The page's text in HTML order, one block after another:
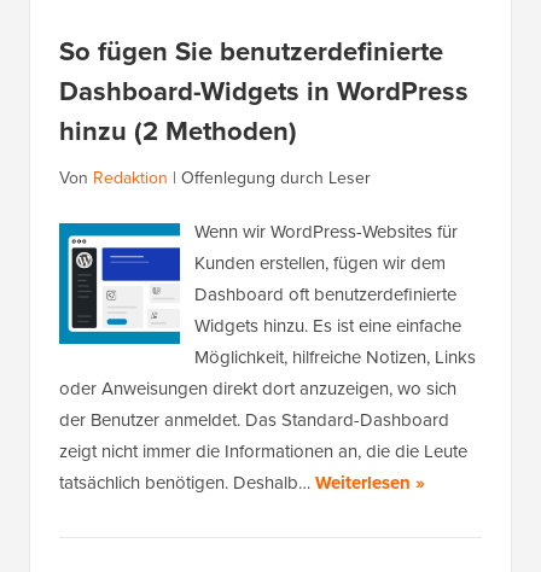
So fügen Sie benutzerdefinierte
Dashboard-Widgets in WordPress
hinzu (2 Methoden)
Von Redaktion | Offenlegung durch Leser
Wenn wir WordPress-Websites für
Kunden erstellen, fügen wir dem
Dashboard oft benutzerdefinierte
Widgets hinzu. Es ist eine einfache
Möglichkeit, hilfreiche Notizen, Links
oder Anweisungen direkt dort anzuzeigen, wo sich
der Benutzer anmeldet. Das Standard-Dashboard
zeigt nicht immer die Informationen an, die die Leute
tatsächlich benötigen. Deshalb…Weiterlesen »